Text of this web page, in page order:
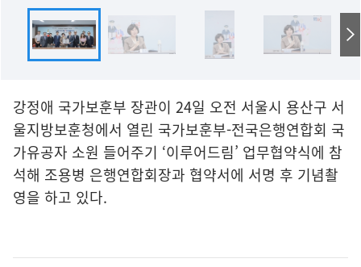
강정애 국가보훈부 장관이 24일 오전 서울시 용산구 서
울지방보훈청에서 열린 국가보훈부-전국은행연합회 국
가유공자 소원 들어주기 ‘이루어드림’ 업무협약식에 참
석해 조용병 은행연합회장과 협약서에 서명 후 기념촬
영을 하고 있다.